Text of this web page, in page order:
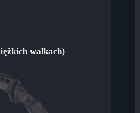
walkach)